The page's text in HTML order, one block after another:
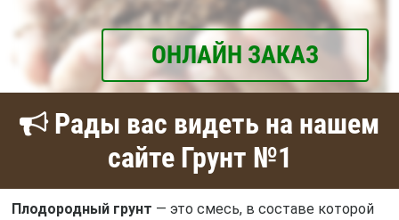
ОНЛАЙН ЗАКАЗ
Рады вас видеть на нашем
сайте Грунт №1
Плодородный грунт — это смесь, в составе которой